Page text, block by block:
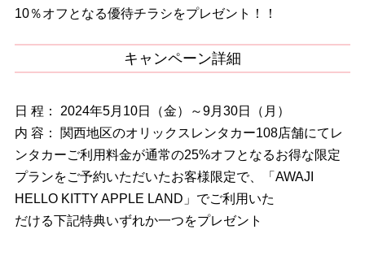
10％オフとなる優待チラシをプレゼント！！
キャンペーン詳細
日 程： 2024年5月10日（金）～9月30日（月）
内 容： 関西地区のオリックスレンタカー108店舗にてレ
ンタカーご利用料金が通常の25%オフとなるお得な限定
プランをご予約いただいたお客様限定で、「AWAJI
HELLO KITTY APPLE LAND」でご利用いた
だける下記特典いずれか一つをプレゼント